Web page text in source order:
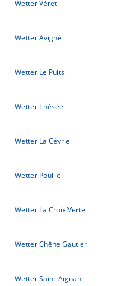
Wetter Véret
Wetter Avigné
Wetter Le Puits
Wetter Thésée
Wetter La Cévrie
Wetter Pouillé
Wetter La Croix Verte
Wetter Chêne Gautier
Wetter Saint-Aignan